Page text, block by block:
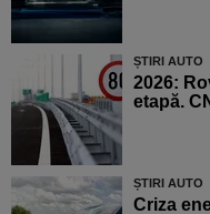
ȘTIRI AUTO
2026:
etapă.
ȘTIRI AUTO
Criza